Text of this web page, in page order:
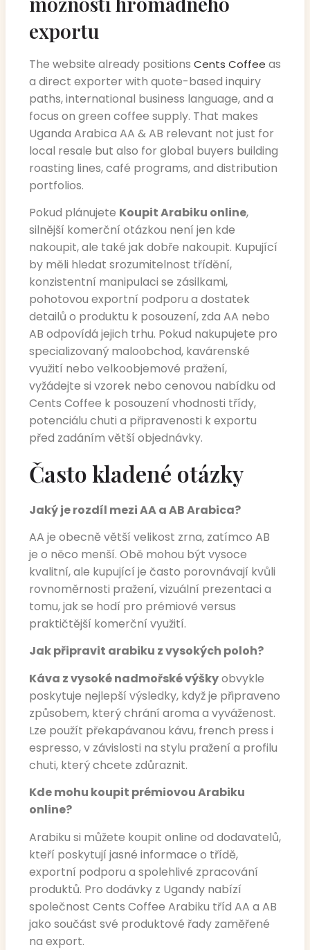
exportu
The website already positions Cents Coffee as
a direct exporter with quote-based inquiry
paths, international business language, and a
focus on green coffee supply. That makes
Uganda Arabica AA & AB relevant not just for
local resale but also for global buyers building
roasting lines, café programs, and distribution
portfolios.
Pokud plánujete Koupit Arabiku online,
silnější komerční otázkou není jen kde
nakoupit, ale také jak dobře nakoupit. Kupující
by měli hledat srozumitelnost třídění,
konzistentní manipulaci se zásilkami,
pohotovou exportní podporu a dostatek
detailů o produktu k posouzení, zda AA nebo
AB odpovídá jejich trhu. Pokud nakupujete pro
specializovaný maloobchod, kavárenské
využití nebo velkoobjemové pražení,
vyžádejte si vzorek nebo cenovou nabídku od
Cents Coffee k posouzení vhodnosti třídy,
potenciálu chuti a připravenosti k exportu
před zadáním větší objednávky.
Často kladené otázky
Jaký je rozdíl mezi AA a AB Arabica?
AA je obecně větší velikost zrna, zatímco AB
je o něco menší. Obě mohou být vysoce
kvalitní, ale kupující je často porovnávají kvůli
rovnoměrnosti pražení, vizuální prezentaci a
tomu, jak se hodí pro prémiové versus
praktičtější komerční využití.
Jak připravit arabiku z vysokých poloh?
Káva z vysoké nadmořské výškyobvykle
poskytuje nejlepší výsledky, když je připraveno
způsobem, který chrání aroma a vyváženost.
Lze použít překapávanou kávu, french press i
espresso, v závislosti na stylu pražení a profilu
chuti, který chcete zdůraznit.
Kde mohu koupit prémiovou Arabiku
online?
Arabiku si můžete koupit online od dodavatelů,
kteří poskytují jasné informace o třídě,
exportní podporu a spolehlivé zpracování
produktů. Pro dodávky z Ugandy nabízí
společnost Cents Coffee Arabiku tříd AA a AB
jako součást své produktové řady zaměřené
na export.